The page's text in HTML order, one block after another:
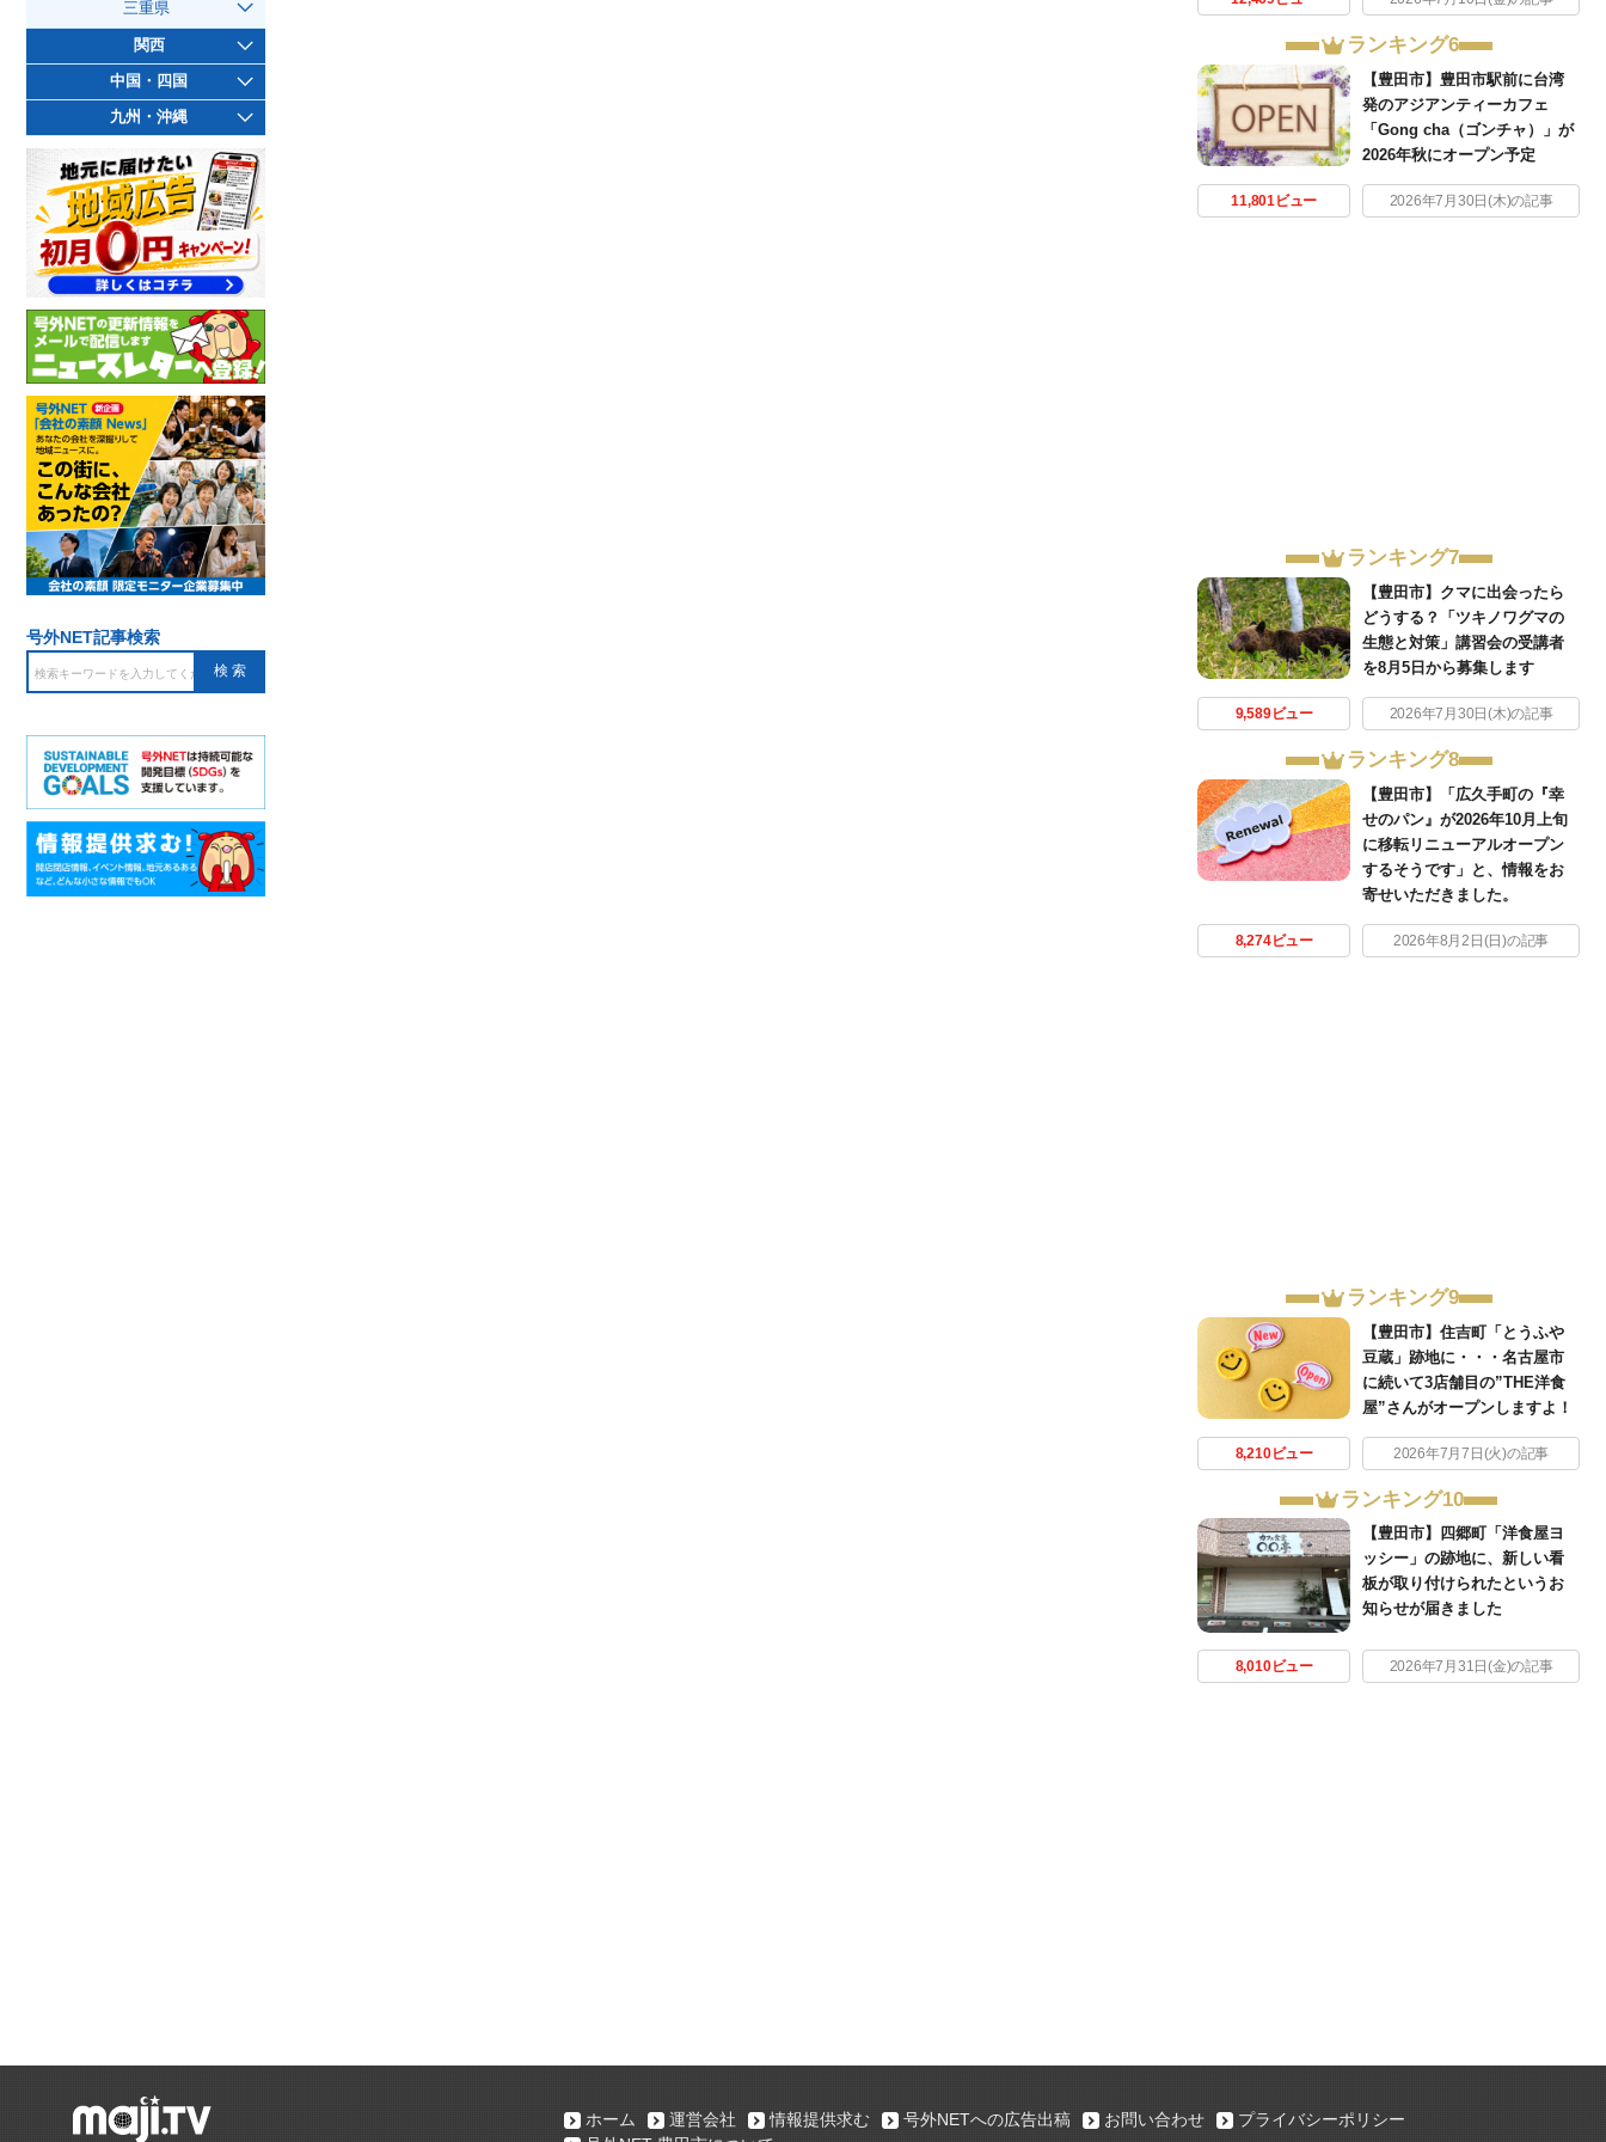
ランキング6
【豊田市】豊田市駅前に台湾
発のアジアンティーカフェ
「Gong cha（ゴンチャ）」が
2026年秋にオープン予定
11,801ビュー 2026年7月30日(木)の記事
ランキング7
【豊田市】クマに出会ったら
どうする？「ツキノワグマの
生態と対策」講習会の受講者
を8月5日から募集します
9,589ビュー 2026年7月30日(木)の記事
ランキング8
【豊田市】「広久手町の『幸
せのパン』が2026年10月上旬
に移転リニューアルオープン
するそうです」と、情報をお
寄せいただきました。
8,274ビュー 2026年8月2日(日)の記事
ランキング9
【豊田市】住吉町「とうふや
豆蔵」跡地に・・・名古屋市
に続いて3店舗目の”THE洋食
屋”さんがオープンしますよ！
8,210ビュー 2026年7月7日(火)の記事
ランキング10
【豊田市】四郷町「洋食屋ヨ
ッシー」の跡地に、新しい看
板が取り付けられたというお
知らせが届きました
8,010ビュー 2026年7月31日(金)の記事
三重県
関西
中国・四国
九州・沖縄
号外NET記事検索
ホーム 運営会社 情報提供求む 号外NETへの広告出稿 お問い合わせ
プライバシーポリシー